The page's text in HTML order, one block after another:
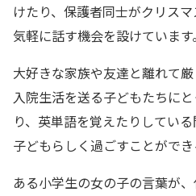
けたり、保護者同士がクリス
気軽に話す機会を設けています。
大好きな家族や友達と離れて
入院生活を送る子どもたちに
り、英単語を覚えたりしてい
子どもらしく過ごすことができ
ある小学生の女の子の言葉が